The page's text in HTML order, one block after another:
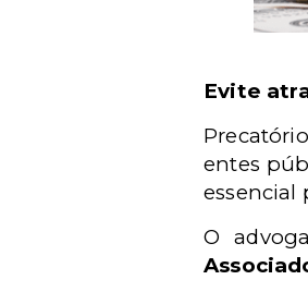
Evite
entes
essencial
O